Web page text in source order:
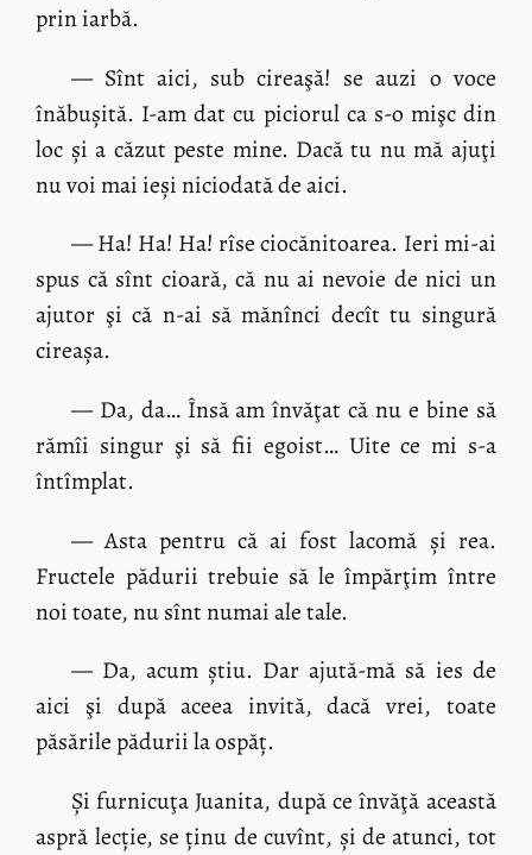
prin iarbă.
— Sînt aici, sub cireaşă! se auzi o voce
înăbușită. I-am dat cu piciorul ca s-o mişc din
loc și a căzut peste mine. Dacă tu nu mă ajuţi
nu voi mai ieși niciodată de aici.
— Ha! Ha! Ha! rîse ciocănitoarea. Ieri mi-ai
spus că sînt cioară, că nu ai nevoie de nici un
ajutor şi că n-ai să mănînci decît tu singură
cireașa.
— Da, da… Însă am învăţat că nu e bine să
rămîi singur şi să fii egoist… Uite ce mi s-a
întîmplat.
— Asta pentru că ai fost lacomă și rea.
Fructele pădurii trebuie să le împărţim între
noi toate, nu sînt numai ale tale.
— Da, acum știu. Dar ajută-mă să ies de
aici şi după aceea invită, dacă vrei, toate
păsările pădurii la ospăț.
Și furnicuţa Juanita, după ce învăţă această
aspră lecție, se ținu de cuvînt, și de atunci, tot